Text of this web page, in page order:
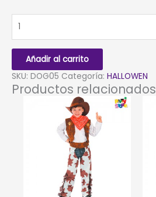
UELO
MASCOTAS
ELFO
cantidad
Añadir al carrito
SKU: DOG05 Categoría: HALLOWEN
Productos relacionados